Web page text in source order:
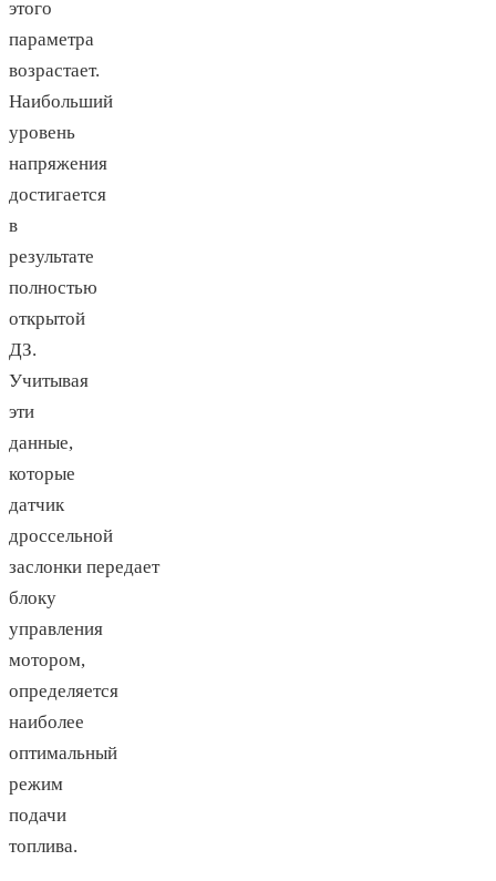
этого
параметра
возрастает.
Наибольший
уровень
напряжения
достигается
в
результате
полностью
открытой
ДЗ.
Учитывая
эти
данные,
которые
датчик
дроссельной
заслонки передает
блоку
управления
мотором,
определяется
наиболее
оптимальный
режим
подачи
топлива.